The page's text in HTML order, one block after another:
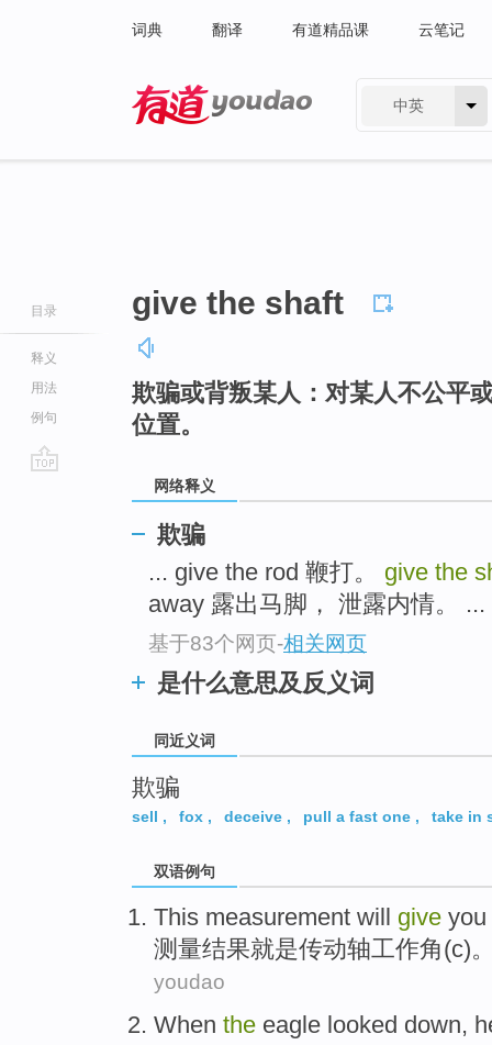
词典 翻译 有道精品课 云笔记
中英
目录
释义
用法
例句
give the shaft
欺骗或背叛某人：对某人不公平
位置。
网络释义
欺骗
... give the rod 鞭打。 give the
away 露出马脚， 泄露内情。 ...
基于83个网页-相关网页
是什么意思及反义词
同近义词
欺骗
sell , fox , deceive , pull a fast one , take in
双语例句
This measurement will give you
测量结果就是传动轴工作角(c)
youdao
When the eagle looked down,